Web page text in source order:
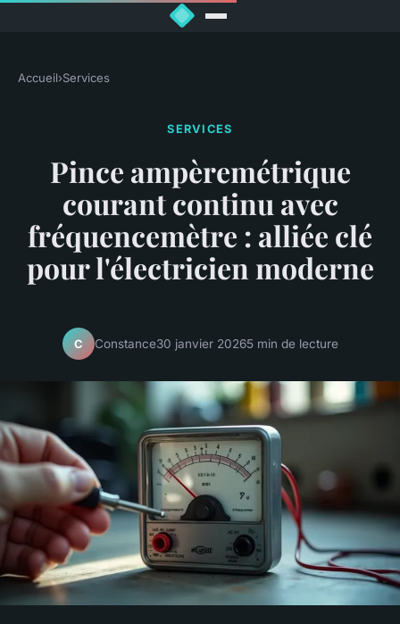
Accueil›Services
SERVICES
Pince ampèremétrique
courant continu avec
fréquencemètre : alliée clé
pour l'électricien moderne
C Constance30 janvier 20265 min de lecture